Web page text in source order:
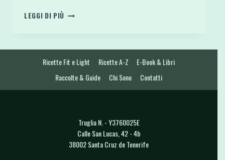
LEGGI DI PIÙ COME
Ricette Fit e Light Ricette A-Z
E-Book & Libri
Raccolte & Guide
Chi Sono Contatti
Truglia N. - Y3760025E
Calle San Lucas, 42 - 4b
38002 Santa Cruz de Tenerife